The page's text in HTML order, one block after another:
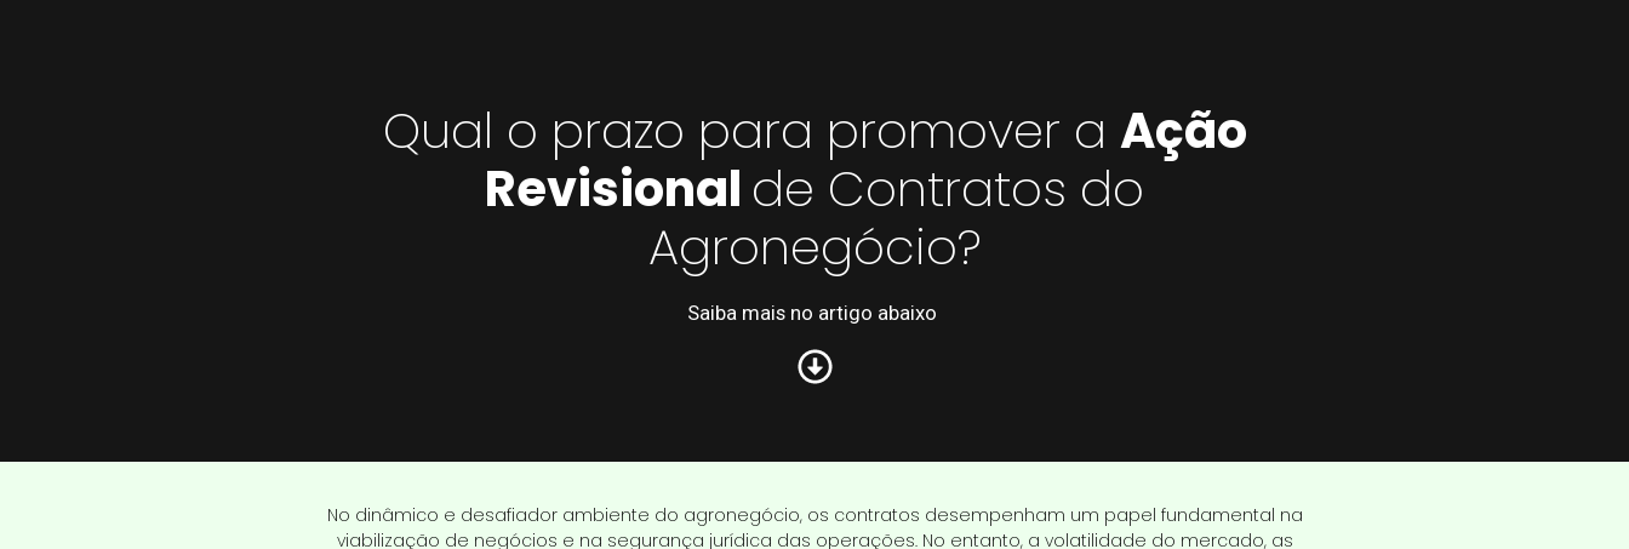
Qual o prazo para promover a Ação
Revisional de Contratos do
Agronegócio?
Saiba mais no artigo abaixo
No dinâmico e desafiador ambiente do agronegócio, os contratos desempenham um papel fundamental na
viabilização de negócios e na segurança jurídica das operações. No entanto, a volatilidade do mercado, as